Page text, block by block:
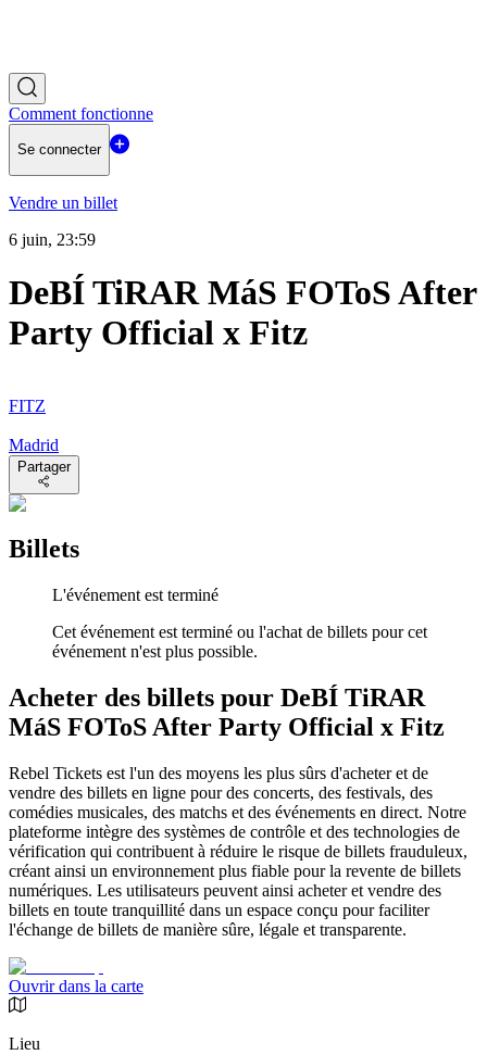
Comment fonctionne
Se connecter
Vendre un billet
6 juin, 23:59
DeBÍ TiRAR MáS FOToS After
Party Official x Fitz
FITZ
Madrid
Partager
Billets
L'événement est terminé
Cet événement est terminé ou l'achat de billets pour cet
événement n'est plus possible.
Acheter des billets pour DeBÍ TiRAR
MáS FOToS After Party Official x Fitz
Rebel Tickets est l'un des moyens les plus sûrs d'acheter et de
vendre des billets en ligne pour des concerts, des festivals, des
comédies musicales, des matchs et des événements en direct. Notre
plateforme intègre des systèmes de contrôle et des technologies de
vérification qui contribuent à réduire le risque de billets frauduleux,
créant ainsi un environnement plus fiable pour la revente de billets
numériques. Les utilisateurs peuvent ainsi acheter et vendre des
billets en toute tranquillité dans un espace conçu pour faciliter
l'échange de billets de manière sûre, légale et transparente.
Ouvrir dans la carte
Lieu